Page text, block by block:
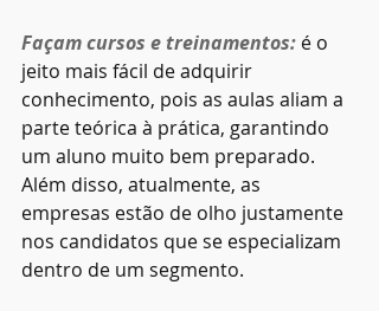
Façam cursos e treinamentos: é o
jeito mais fácil de adquirir
conhecimento, pois as aulas aliam a
parte teórica à prática, garantindo
um aluno muito bem preparado.
Além disso, atualmente, as
empresas estão de olho justamente
nos candidatos que se especializam
dentro de um segmento.